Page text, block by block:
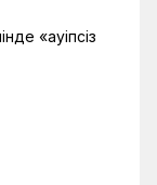
«Қауіпсіз